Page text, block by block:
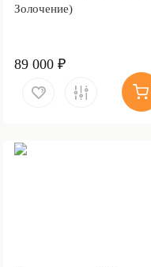
Золочение)
89 000 ₽